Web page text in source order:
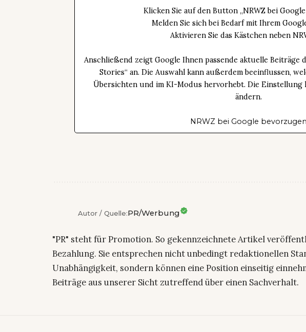
Klicken Sie auf den Button „NRWZ bei
Melden Sie sich bei Bedarf mit Ihrem
Aktivieren Sie das Kästchen neben
Anschließend zeigt Google Ihnen passende aktuelle Beiträge
Stories“ an. Die Auswahl kann außerdem beeinflussen,
Übersichten und im KI-Modus hervorhebt. Die Einstellung
ändern.
NRWZ bei Google bevorzugen
Autor / Quelle:PR/Werbung
"PR" steht für Promotion. So gekennzeichnete Artikel
Bezahlung. Sie entsprechen nicht unbedingt redaktionellen
Unabhängigkeit, sondern können eine Position einseitig
Beiträge aus unserer Sicht zutreffend über einen Sachverhalt.